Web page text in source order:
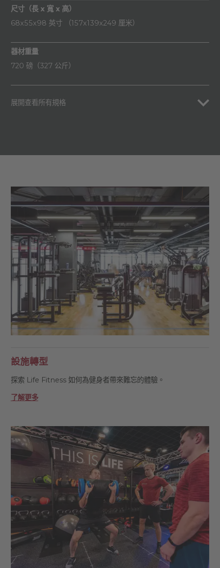
尺寸（長 x 寬 x 高）
68x55x98 英寸 （157x139x249 厘米）
器材重量
720 磅（327 公斤）
展開查看所有規格
設施轉型
探索 Life Fitness 如何為健身者帶來難忘的體驗。
了解更多